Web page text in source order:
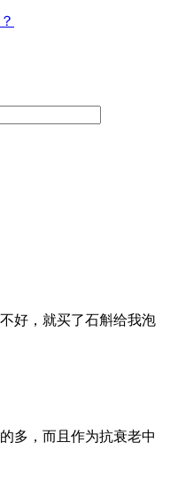
好，就买了石斛给我泡
多，而且作为抗衰老中